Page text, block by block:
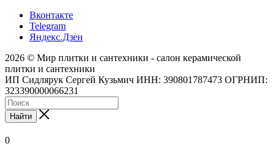
Вконтакте
Telegram
Яндекс.Дзен
2026 © Мир плитки и сантехники - салон керамической
плитки и сантехники
ИП Сидлярук Сергей Кузьмич ИНН: 390801787473 ОГРНИП:
323390000066231
Найти
0